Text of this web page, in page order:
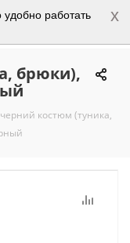
работать
x
0
брюки),
костюм (туника,